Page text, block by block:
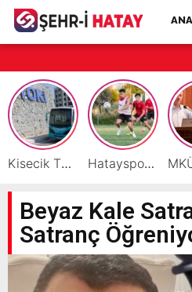
Kisecik TOKİ’lere Toplu Ulaşım Hizmeti Başladı Hatayspor’daki büyük kriz gençler için büyük bir fırsat
Beyaz Kale
Satranç